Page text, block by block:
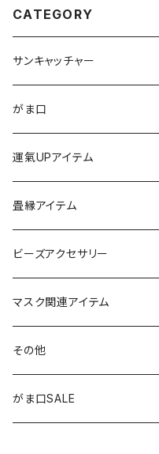
CATEGORY
サンキャッチャー
ストラップ
チャーム
バッグチャーム
カーアクセサリー
ミニサンキャッチャー
窓用サンキャッチャー
ブックマーカー
がま口
ちびがま
カードケース
コインケース
長財布
ペンケース
通帳ケース
運氣UPアイテム
畳縁アイテム
ビーズアクセサリー
チャーム
ストラップ
ペンダント
マスク関連アイテム
その他
アジャスター
がま口SALE